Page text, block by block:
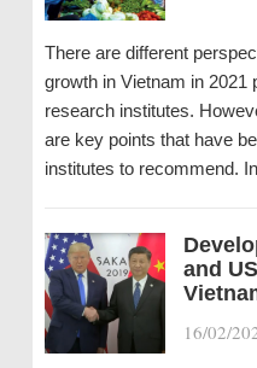
There are different
growth in Vietnam in 2021
research institutes.
are key points that have
institutes to recommend.
and
16/02/